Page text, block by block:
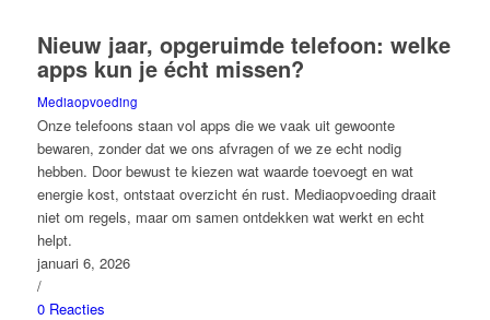
Nieuw jaar, opgeruimde telefoon: welke
apps kun je écht missen?
Mediaopvoeding
Onze telefoons staan vol apps die we vaak uit gewoonte
bewaren, zonder dat we ons afvragen of we ze echt nodig
hebben. Door bewust te kiezen wat waarde toevoegt en wat
energie kost, ontstaat overzicht én rust. Mediaopvoeding draait
niet om regels, maar om samen ontdekken wat werkt en echt
helpt.
januari 6, 2026
/
0 Reacties